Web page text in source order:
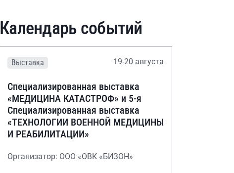
Календарь событий
Выставка 19-20 августа
Специализированная выставка
«МЕДИЦИНА КАТАСТРОФ» и 5-я
Специализированная выставка
«ТЕХНОЛОГИИ ВОЕННОЙ МЕДИЦИНЫ
И РЕАБИЛИТАЦИИ»
Организатор: ООО «ОВК «БИЗОН»